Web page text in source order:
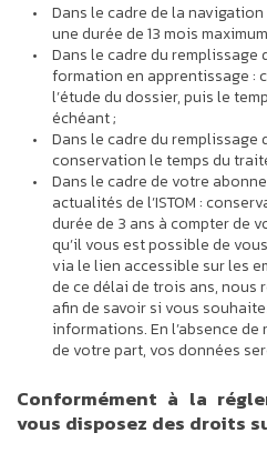
Dans le cadre de la
une durée de 13 mois
Dans le cadre du
formation en apprentissage :
l’étude du dossier, puis le
échéant ;
Dans le cadre du
conservation le temps du
Dans le cadre de votre
actualités de l’ISTOM :
durée de 3 ans à compter de
qu’il vous est possible de
via le lien accessible sur les
de ce délai de trois ans, nous
afin de savoir si vous
informations. En l’absence
de votre part, vos données
Conformément à la
vous disposez des droits